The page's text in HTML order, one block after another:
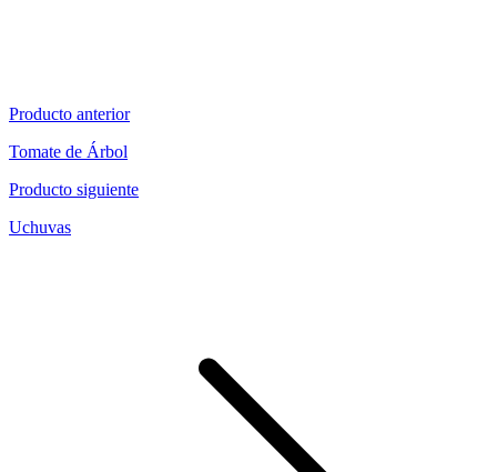
Producto anterior
Tomate de Árbol
Producto siguiente
Uchuvas